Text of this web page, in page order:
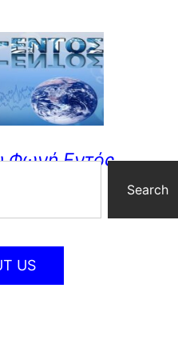
Φωνή Εντός
Search
US